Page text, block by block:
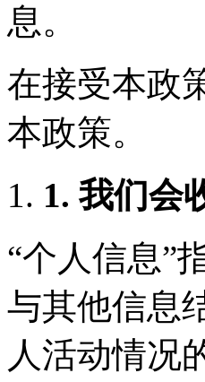
息。
在接受本政
本政策。
1. 我们会
“个人信息”
与其他信息
人活动情况